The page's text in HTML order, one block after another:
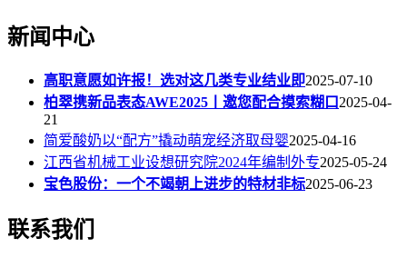
新闻中心
高职意愿如许报！选对这几类专业结业即2025-07-10
柏翠携新品表态AWE2025丨邀您配合摸索糊口2025-04-
21
简爱酸奶以“配方”撬动萌宠经济取母婴2025-04-16
江西省机械工业设想研究院2024年编制外专2025-05-24
宝色股份：一个不竭朝上进步的特材非标2025-06-23
联系我们